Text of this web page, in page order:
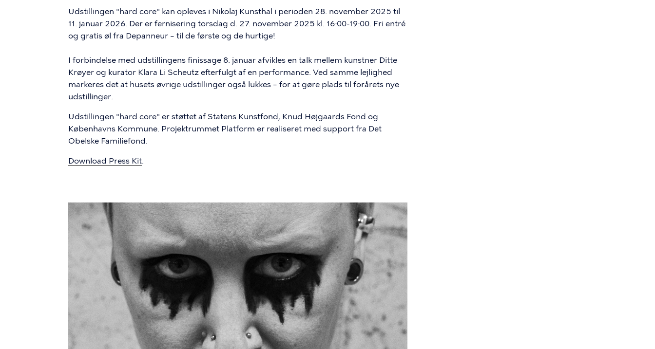
Udstillingen "hard core" kan opleves i Nikolaj Kunsthal i perioden 28. november 2025 til
11. januar 2026. Der er fernisering torsdag d. 27. november 2025 kl. 16:00-19:00. Fri entré
og gratis øl fra Depanneur – til de første og de hurtige!
I forbindelse med udstillingens finissage 8. januar afvikles en talk mellem kunstner Ditte
Krøyer og kurator Klara Li Scheutz efterfulgt af en performance. Ved samme lejlighed
markeres det at husets øvrige udstillinger også lukkes – for at gøre plads til forårets nye
udstillinger.
Udstillingen "hard core" er støttet af Statens Kunstfond, Knud Højgaards Fond og
Københavns Kommune. Projektrummet Platform er realiseret med support fra Det
Obelske Familiefond.
Download Press Kit.